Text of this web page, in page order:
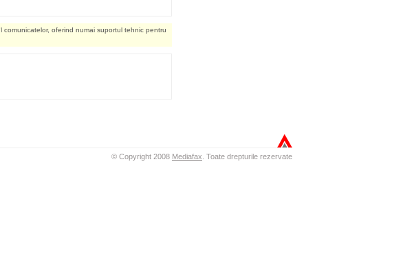
oferind numai suportul tehnic pentru
© Copyright 2008 Mediafax Toate drepturile rezervate